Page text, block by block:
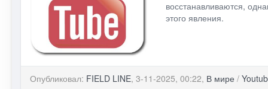
восстанавливаются,
этого явления.
Опубликовал: FIELD LINE, 3-11-2025, 00:22, В мире /